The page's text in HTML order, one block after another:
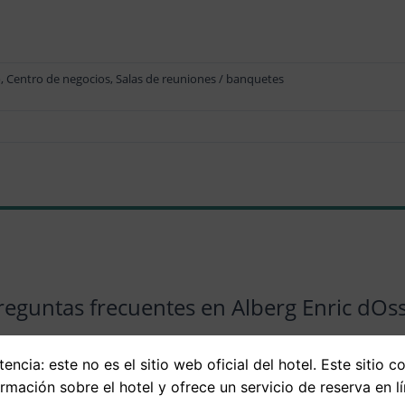
de negocios, Salas de reuniones / banquetes
frecuentes en Alberg Enric
buscando precios para hospedarte en Alberg Enric d Ossó, ten en cuenta
como las fechas de tu estadía y las condiciones del hotel. Te
este no es el sitio web oficial del hotel. Este sitio
sobre el hotel y ofrece un servicio de reserva en